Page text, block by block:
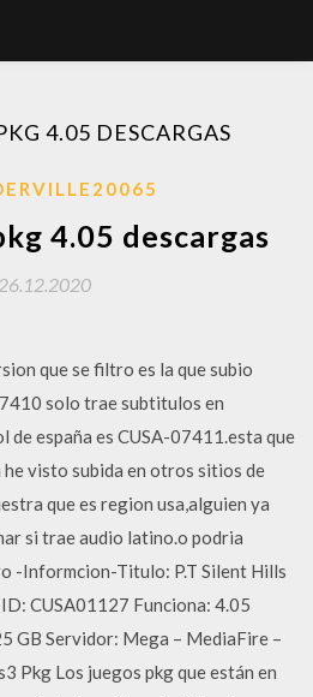
4.05 DESCARGAS
4.05 descargas
26.12.2020
que se filtro es la que subio
solo trae subtitulos en
de españa es CUSA-07411.esta que
visto subida en otros sitios de
que es region usa,alguien ya
si trae audio latino.o podria
-Informcion-Titulo: P.T Silent Hills
CUSA01127 Funciona: 4.05
GB Servidor: Mega – MediaFire –
Pkg Los juegos pkg que están en